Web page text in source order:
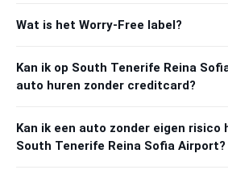
Wat is het Worry-Free label?
Kan ik op South Tenerife Reina
auto huren zonder creditcard?
Kan ik een auto zonder eigen risico
South Tenerife Reina Sofia Airport?